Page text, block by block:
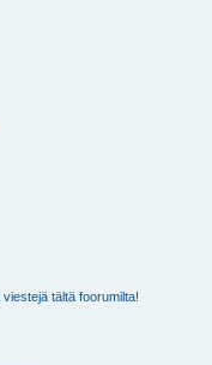
tältä foorumilta!